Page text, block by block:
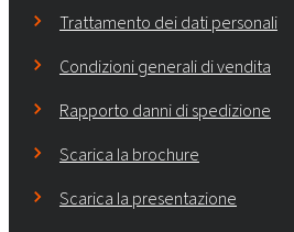
Trattamento dei dati personali
Condizioni generali di vendita
Rapporto danni di spedizione
Scarica la brochure
Scarica la presentazione